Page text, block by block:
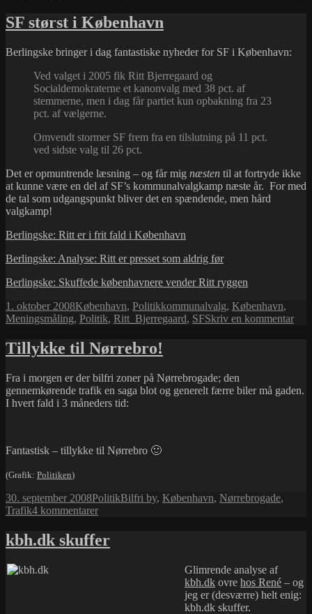
SF størst i København
Berlingske bringer i dag fantastiske nyheder for SF i København:
Ved valget i 2005 fik Ritt Bjerregaard og
Socialdemokraterne et kanonvalg med 38 pct. af
stemmerne, men i dag får partiet kun opbakning fra 23
pct. af vælgerne.
Omvendt stormer SF frem fra en tilslutning på 11 pct.
ved sidste valg til 26 pct.
Det er opmuntrende læsning – og får mig næsten til at fortryde ikke
at kunne være en del af SF’s kommunalvalgkamp næste år. For med
de tal som udgangspunkt bliver det en spændende, men hård
valgkamp!
Berlingske: Ritt er i frit fald i København
Berlingske: Analyse: Ritt er presset som aldrig før
Berlingske: Skuffede københavnere vender Ritt ryggen
Udgivet
i
1. oktober 2008Kategorier
København, PolitikTags
kommunalvalg, København,
Meningsmåling, Politik, Ritt_Bjerregaard, SFSkriv en kommentartil
Tillykke til Nørrebro!
Fra i morgen er der bilfri zoner på Nørrebrogade; den
gennemkørende trafik en saga blot og generelt færre biler må gaden.
I hvert fald i 3 måneders tid:
Fantastisk – tillykke til Nørrebro 🙂
(Grafik: Politiken)
Udgivet
i
30. september 2008Kategorier
PolitikTags
Bilfri by, København, Nørrebrogade,
Trafik4 kommentarertil
Nørrebro!
kbh.dk skuffer
Glimrende analyse af
kbh.dk ovre hos René – og
jeg er (desværre) helt enig:
kbh.dk skuffer.